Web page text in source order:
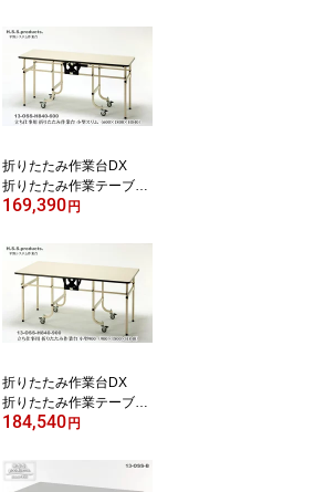
業台）大型（1200×2400
×高さ740） 天板フロア
リューム
折りたたみ作業台DX
折りたたみ作業テーブ
ル アイボリー 立ち仕
ム作業台）（立ち作業
台）（600×1800×高84
0） 天板フロアリュー
ムアイボリー
169,390 円
折りたたみ作業台DX
折りたたみ作業テーブ
ル アイボリー 立ち仕
台）（立ち作業台） 小
型 （900×1800×高さ8
184,540 円